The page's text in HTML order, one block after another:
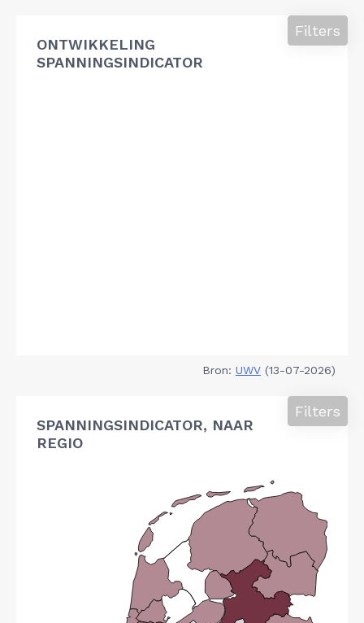
ONTWIKKELING
SPANNINGSINDICATOR
Filters
Bron: UWV (13-07-2026)
SPANNINGSINDICATOR, NAAR
REGIO
Filters